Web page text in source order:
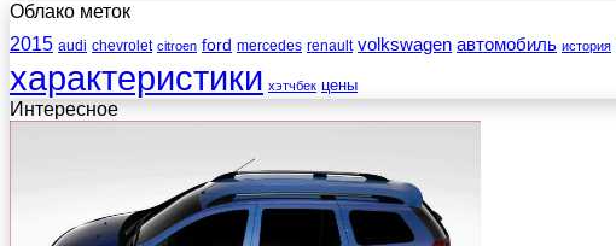
Облако меток
2015 audi chevrolet citroen ford mercedes renault volkswagen автомобиль история
характеристики хэтчбек цены
Интересное